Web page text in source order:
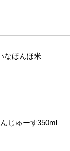
なほんぽ米
じゅーす350ml